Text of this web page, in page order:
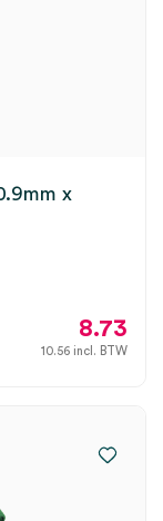
x
8.73
10.56 incl. BTW